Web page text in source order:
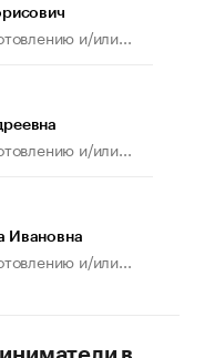
Как живет глава
и/или...
и/или...
Ивановна
и/или...